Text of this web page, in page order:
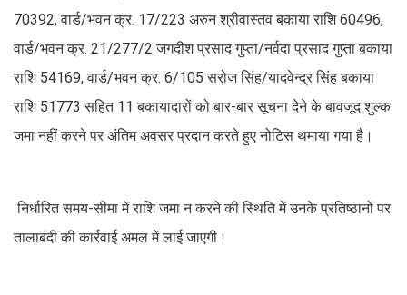
70392, वार्ड/भवन क्र. 17/223 अरुन श्रीवास्तव बकाया राशि 60496,
वार्ड/भवन क्र. 21/277/2 जगदीश प्रसाद गुप्ता/नर्वदा प्रसाद गुप्ता बकाया
राशि 54169, वार्ड/भवन क्र. 6/105 सरोज सिंह/यादवेन्द्र सिंह बकाया
राशि 51773 सहित 11 बकायादारों को बार-बार सूचना देने के बावजूद शुल्क
जमा नहीं करने पर अंतिम अवसर प्रदान करते हुए नोटिस थमाया गया है।
निर्धारित समय-सीमा में राशि जमा न करने की स्थिति में उनके प्रतिष्ठानों पर
तालाबंदी की कार्रवाई अमल में लाई जाएगी।